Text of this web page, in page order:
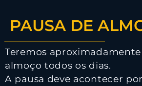
PAUSA DE
Teremos aproximadamente
almoço todos os dias.
A pausa deve acontecer